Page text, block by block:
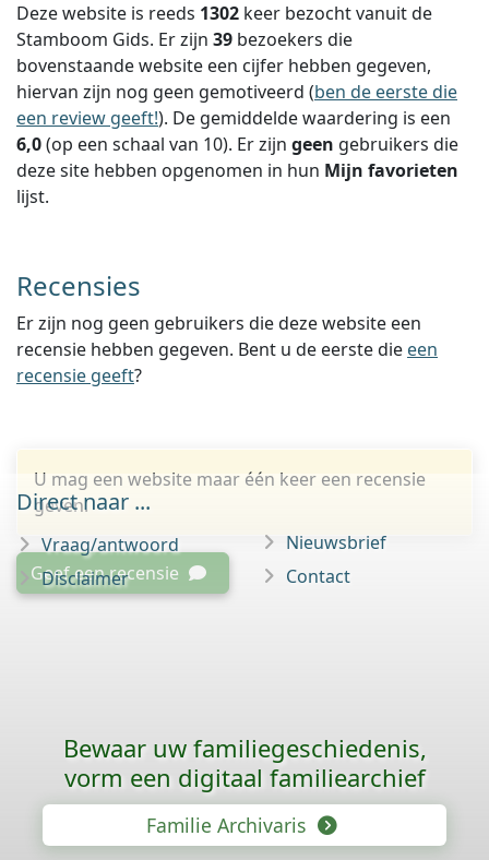
Deze website is reeds 1302 keer bezocht vanuit de
Stamboom Gids. Er zijn 39 bezoekers die
bovenstaande website een cijfer hebben gegeven,
hiervan zijn nog geen gemotiveerd (ben de eerste die
een review geeft!). De gemiddelde waardering is een
6,0(op een schaal van 10). Er zijn geen gebruikers die
deze site hebben opgenomen in hun Mijn favorieten
lijst.
Recensies
Er zijn nog geen gebruikers die deze website een
recensie hebben gegeven. Bent u de eerste die een
recensie geeft?
U mag een website maar één keer een recensie
geven.
Geef een recensie
Direct naar ...
Vraag/antwoord
Disclaimer
Nieuwsbrief
Contact
Bewaar uw familie­geschiedenis,
vorm een digitaal familiearchief
Familie Archivaris